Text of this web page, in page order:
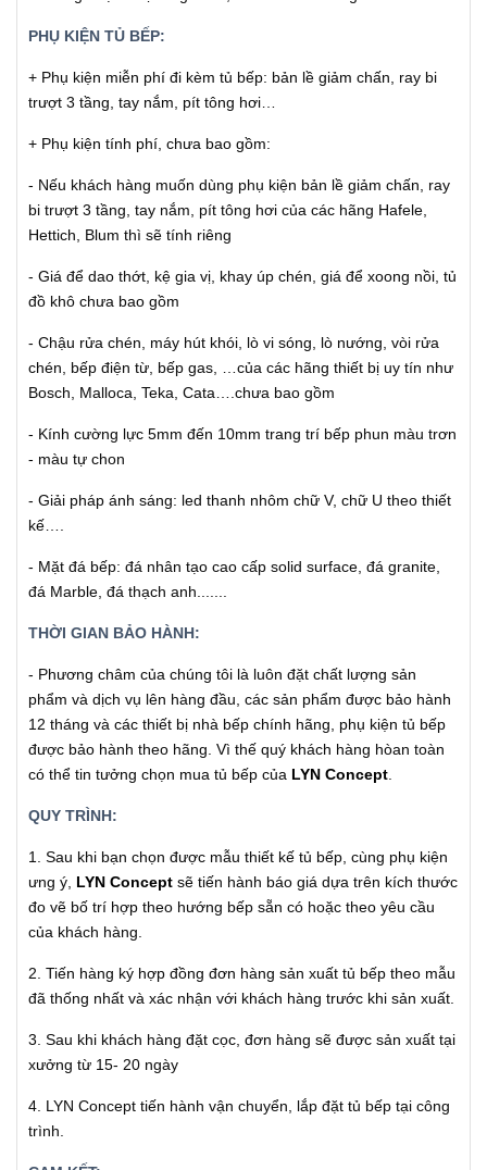
PHỤ KIỆN TỦ BẾP:
+ Phụ kiện miễn phí đi kèm tủ bếp: bản lề giảm chấn, ray bi
trượt 3 tầng, tay nắm, pít tông hơi…
+ Phụ kiện tính phí, chưa bao gồm:
- Nếu khách hàng muốn dùng phụ kiện bản lề giảm chấn, ray
bi trượt 3 tầng, tay nắm, pít tông hơi của các hãng Hafele,
Hettich, Blum thì sẽ tính riêng
- Giá để dao thớt, kệ gia vị, khay úp chén, giá để xoong nồi, tủ
đồ khô chưa bao gồm
- Chậu rửa chén, máy hút khói, lò vi sóng, lò nướng, vòi rửa
chén, bếp điện từ, bếp gas, …của các hãng thiết bị uy tín như
Bosch, Malloca, Teka, Cata….chưa bao gồm
- Kính cường lực 5mm đến 10mm trang trí bếp phun màu trơn
- màu tự chon
- Giải pháp ánh sáng: led thanh nhôm chữ V, chữ U theo thiết
kế….
- Mặt đá bếp: đá nhân tạo cao cấp solid surface, đá granite,
đá Marble, đá thạch anh.......
THỜI GIAN BẢO HÀNH:
- Phương châm của chúng tôi là luôn đặt chất lượng sản
phẩm và dịch vụ lên hàng đầu, các sản phẩm được bảo hành
12 tháng và các thiết bị nhà bếp chính hãng, phụ kiện tủ bếp
được bảo hành theo hãng. Vì thế quý khách hàng hòan toàn
có thể tin tưởng chọn mua tủ bếp của LYN Concept.
QUY TRÌNH:
1. Sau khi bạn chọn được mẫu thiết kế tủ bếp, cùng phụ kiện
ưng ý, LYN Concept sẽ tiến hành báo giá dựa trên kích thước
đo vẽ bố trí hợp theo hướng bếp sẵn có hoặc theo yêu cầu
của khách hàng.
2. Tiến hàng ký hợp đồng đơn hàng sản xuất tủ bếp theo mẫu
đã thống nhất và xác nhận với khách hàng trước khi sản xuất.
3. Sau khi khách hàng đặt cọc, đơn hàng sẽ được sản xuất tại
xưởng từ 15- 20 ngày
4. LYN Concept tiến hành vận chuyển, lắp đặt tủ bếp tại công
trình.